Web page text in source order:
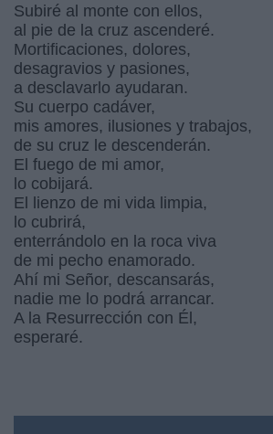
Subiré al monte con ellos,
al pie de la cruz ascenderé.
Mortificaciones, dolores,
desagravios y pasiones,
a desclavarlo ayudaran.
Su cuerpo cadáver,
mis amores, ilusiones y trabajos,
de su cruz le descenderán.
El fuego de mi amor,
lo cobijará.
El lienzo de mi vida limpia,
lo cubrirá,
enterrándolo en la roca viva
de mi pecho enamorado.
Ahí mi Señor, descansarás,
nadie me lo podrá arrancar.
A la Resurrección con Él,
esperaré.